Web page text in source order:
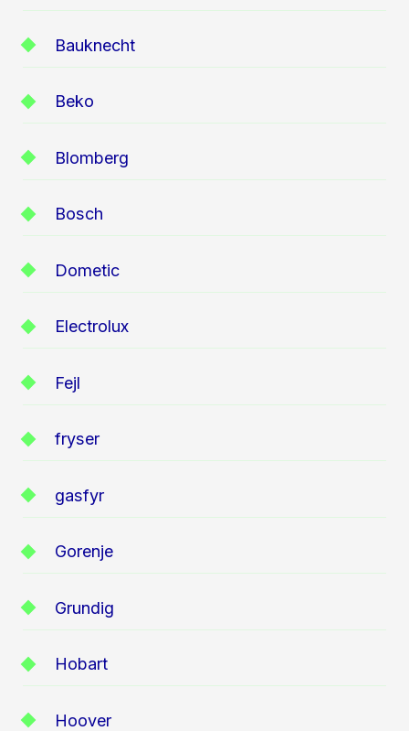
Bauknecht
Beko
Blomberg
Bosch
Dometic
Electrolux
Fejl
fryser
gasfyr
Gorenje
Grundig
Hobart
Hoover